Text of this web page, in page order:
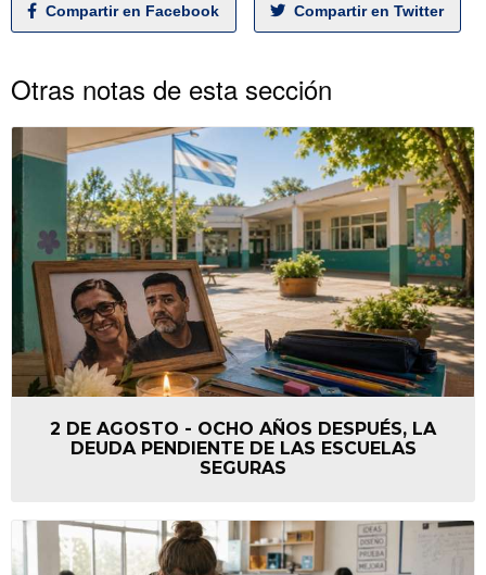
Compartir en Facebook Compartir en Twitter
Otras notas de esta sección
2 DE AGOSTO - OCHO AÑOS DESPUÉS, LA
DEUDA PENDIENTE DE LAS ESCUELAS
SEGURAS